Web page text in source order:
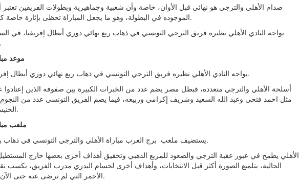
صدام الأهلي والترجي هو نهائي قبل الأوان، خاصة وأن شعبية وجماهيرية وبطولات الفريقين تعتبر
الموجوده في البطولة، وهو ما يجعل المباراة تحظى بإثارة خاصة كعادة مباريات الأهلي والترجي.
يواجه النادي الأهلي نظيره فريق الترجي التونسي في ذهاب ربع نهائي دوري أبطال إفريقيا، في
ملعب برج العب بالإسكندرية.
موعد
يواجه النادي الأهلي نظيره فريق الترجي التونسي في ذهاب ربع نهائي دوري أبطال إفريقيا، في السابعة مساء اليوم.
أسلحة الأهلي والترجي متعدده، فبطل مصر يضم عدد من الخبرات الكبيرة بين صفوفه الذين
مثل احمد فتحي وعبد الله السعيد وشريف إكرامي وربيعه، فيما يضم الفريق التونسي عدد من
الخنيسي نجم الفريق وهدافه الأول.
ملعب
يستضيف ملعب برج العرب مباراة الأهلي والترجي التونسي في ذهاب ربع نهائي دوري أبطال إفريقيا.
الأهلي يطمح في عبور عقبة الترجي والصعود للمربع الذهبي وتحقيق أهداف أخرى بعضها خارج المستطيل
الحالية، بتلميع الصورة أكثر قبل الانتخابات، وأهداف أخرى لحسام البدري مدرب الفريق، بكسب
الأحمر التي لم ترضى عنه حتى الآن رغم تتويجه بالدوري والكأس.